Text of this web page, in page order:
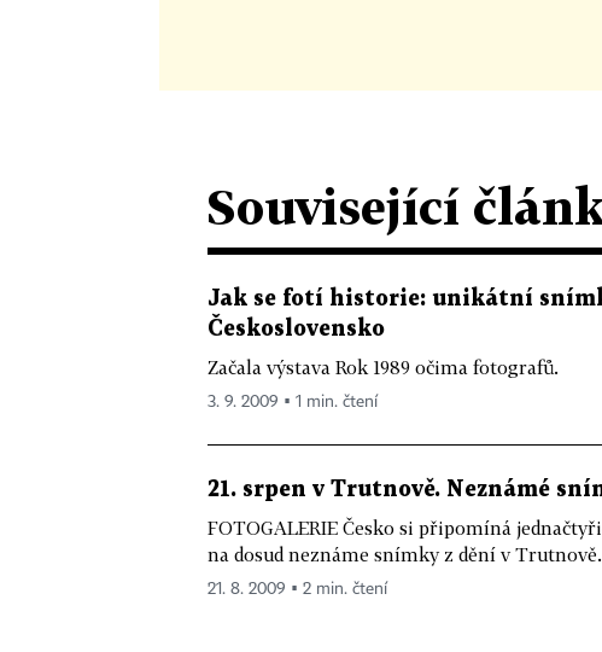
Související
Jak se fotí historie: unikátní
Československo
Začala výstava Rok 1989 očima fotografů.
3. 9. 2009 ▪ 1 min. čtení
21. srpen v Trutnově. Neznámé
FOTOGALERIE Česko si připomíná
na dosud neznáme snímky z dění v Trutnově.
21. 8. 2009 ▪ 2 min. čtení